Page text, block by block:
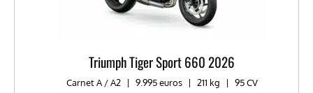
Triumph Tiger Sport 660 2026
Carnet A / A2 | 9.995 euros | 211 kg | 95 CV